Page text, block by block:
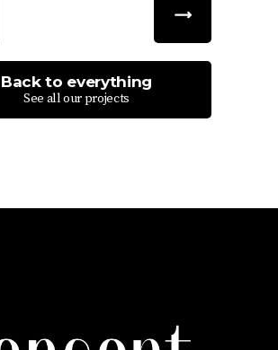
Back to everything
See all our projects